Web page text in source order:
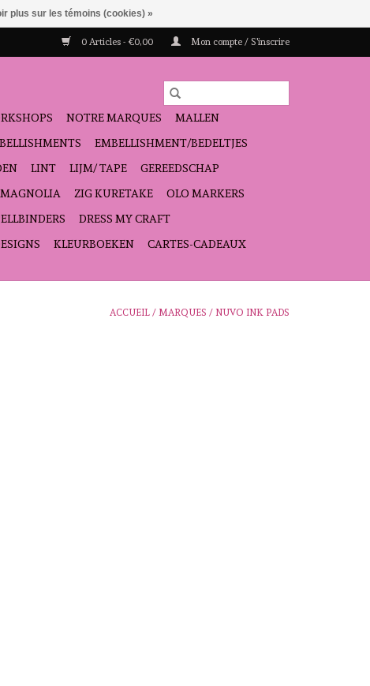
0 Articles - €0,00 Mon compte / S'inscrire
NOTRE MARQUES
MALLEN
EMBELLISHMENT/BEDELTJES
LINT LIJM/ TAPE
GEREEDSCHAP
MAGNOLIA ZIG KURETAKE
OLO MARKERS
DRESS MY CRAFT
KLEURBOEKEN CARTES-CADEAUX
ACCUEIL / MARQUES / NUVO INK PADS
plus sur les témoins (cookies) »